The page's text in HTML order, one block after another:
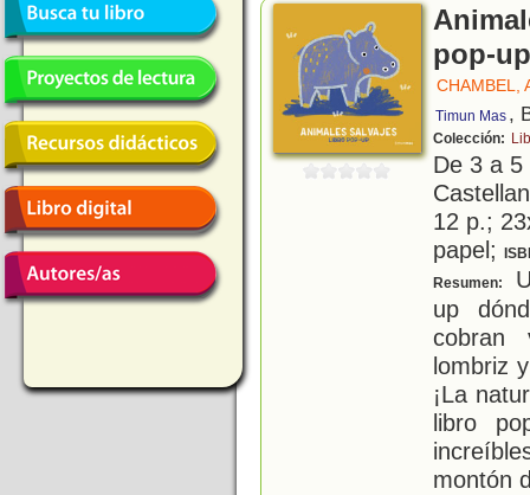
pop-up
CHAMBEL,
Timun Mas ,
Colección:
De 3 a
12 p.;
papel;
Resumen:
up
cobran
lombriz
¡La
libro
montón